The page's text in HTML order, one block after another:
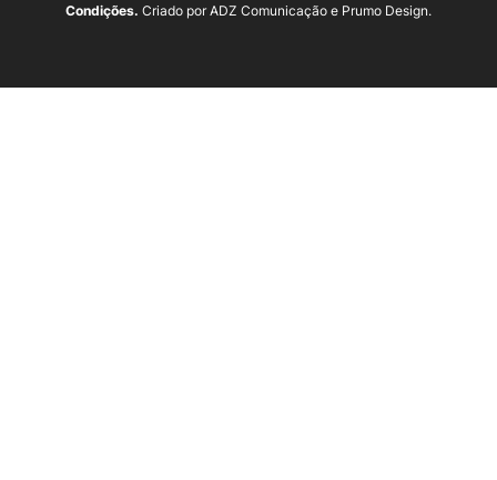
Condições. Criado porADZ Comunicação e Prumo Design.